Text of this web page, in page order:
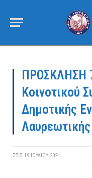
ΠΡΟΣΚΛΗΣΗ
Κοινοτικού
Δημοτικής
Λαυρεωτικής
ΣΤΙΣ 19 ΙΟΥΛΊΟΥ 2024